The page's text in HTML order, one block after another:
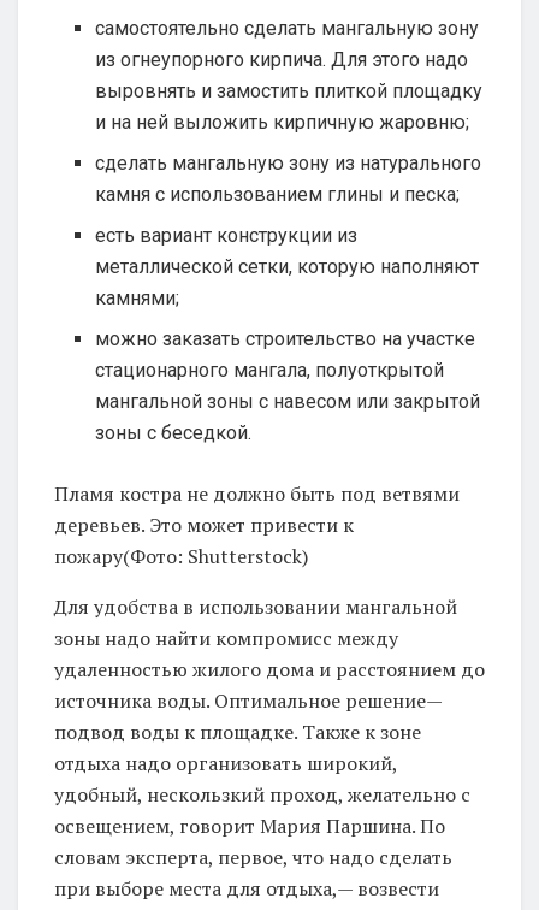
самостоятельно сделать мангальную зону
из огнеупорного кирпича. Для этого надо
выровнять и замостить плиткой площадку
и на ней выложить кирпичную жаровню;
сделать мангальную зону из натурального
камня с использованием глины и песка;
есть вариант конструкции из
металлической сетки, которую наполняют
камнями;
можно заказать строительство на участке
стационарного мангала, полуоткрытой
мангальной зоны с навесом или закрытой
зоны с беседкой.
Пламя костра не должно быть под ветвями
деревьев. Это может привести к
пожару(Фото: Shutterstock)
Для удобства в использовании мангальной
зоны надо найти компромисс между
удаленностью жилого дома и расстоянием до
источника воды. Оптимальное решение—
подвод воды к площадке. Также к зоне
отдыха надо организовать широкий,
удобный, нескользкий проход, желательно с
освещением, говорит Мария Паршина. По
словам эксперта, первое, что надо сделать
при выборе места для отдыха,— возвести